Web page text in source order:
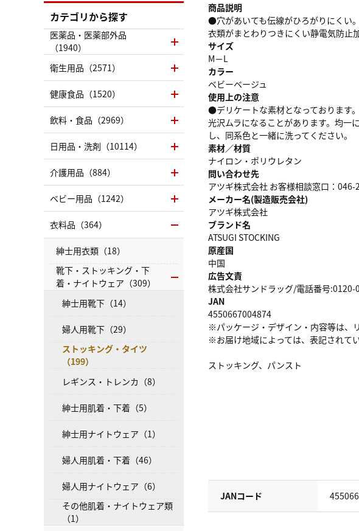
商品説明
●穴があいても伝線がひろがりにくい
衣類がまとわりつきにくい静電気防止
サイズ
M－L
カラー
ベビーベージュ
使用上の注意
●デリケートな素材となっております
光沢ムラになることがあります。均一
し、同系色と一緒に洗ってください。
素材／材質
ナイロン・ポリウレタン
問い合わせ先
アツギ株式会社 お客様相談窓口：046-
メーカー名(製造販売会社)
アツギ株式会社
ブランド名
ATSUGI STOCKING
原産国
中国
広告文責
株式会社サンドラッグ/電話番号:0120-
JAN
4550667004874
※パッケージ・デザイン・内容等は、
※お届け地域によっては、表記されて
ストッキング、パンスト
JANコード
カテゴリから探す
医薬品・医薬部外品
（1940）
衛生用品（2571）
健康食品（1520）
飲料・食品（2969）
日用品・洗剤（10114）
介護用品（884）
ベビー用品（1242）
衣料品（364）
紳士用衣類（18）
靴下・ストッキング・下
着・ナイトウェア（309）
紳士用靴下（14）
婦人用靴下（29）
ストッキング・タイツ
（199）
レギンス・トレンカ（8）
紳士用肌着・下着（5）
紳士用ナイトウェア（1）
婦人用肌着・下着（46）
婦人用ナイトウェア（6）
その他肌着・ナイトウェア類
（1）